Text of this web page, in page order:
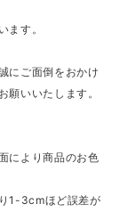
ます。
にご面倒をおかけ
願いいたします。
により商品のお色
1-3cmほど誤差が